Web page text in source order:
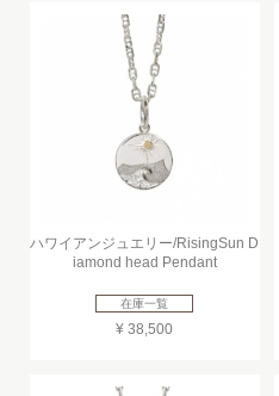
ハワイアンジュエリー/RisingSun D
iamond head Pendant
在庫一覧
¥ 38,500